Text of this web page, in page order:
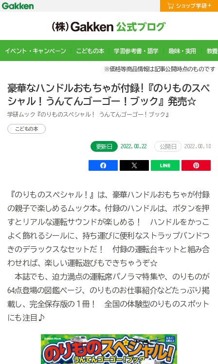
イベント・キャンペーン こどもの本 学習参考書・語学 趣味・実用 教
※価格等商品情報は記事公開時点のものです
豪華なハンドルおもちゃが付録!『のりものスペ
シャル！うんてんゴーゴー！ブック』発売☆
学研ムック『のりものスペシャル！ うんてんゴーゴー！ブック』
こどもの本
更新日 2022.08.22 公開日 2022.08.18
『のりものスペシャル！』は、豪華ハンドルおもちゃが付録
の親子で楽しめるムック本。付録のハンドルは、ボタンを押
すとリアルな運転サウンドが楽しめる！ ハンドルをかっこ
よく飾れるシールに、持ち運びに便利なストラップバンドつ
きのデラックスなセットだ！ 付録の運転台キットと組み合
わせれば、楽しい運転遊びもできちゃうぞ☆
本誌でも、迫力満点の運転席パノラマ特集や、のりものが
64点登場の図鑑ページ、のりものお仕事紹介などたっぷり掲
載し、完全保存版の１冊！ 全国の体験型のりものスポット
にも注目♪